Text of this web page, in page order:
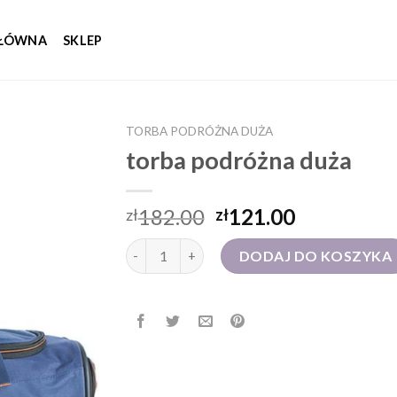
SKLEP
TORBA PODRÓŻNA DUŻA
torba podróżna duża
zł182.00 zł121.00
ilość torba podróżna dużaDODAJ DO KOSZYKA